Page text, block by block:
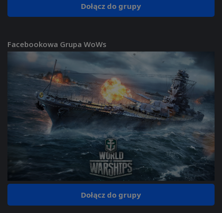
Dołącz do grupy
Facebookowa Grupa WoWs
Dołącz do grupy